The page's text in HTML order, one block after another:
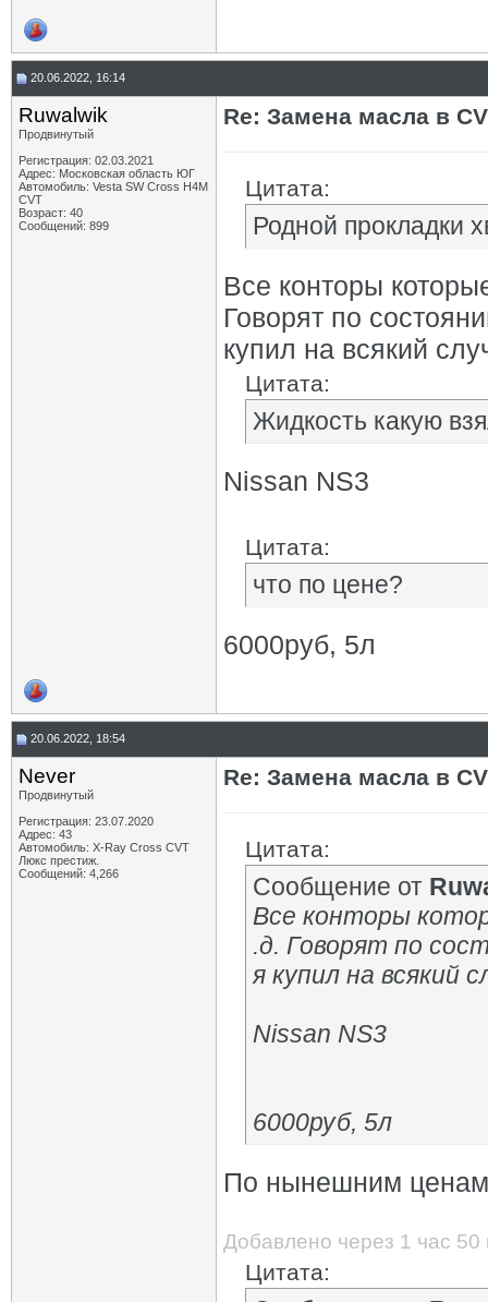
20.06.2022, 16:14
Ruwalwik
Продвинутый
Регистрация: 02.03.2021
Адрес: Московская область ЮГ
Автомобиль: Vesta SW Cross H4M
CVT
Возраст: 40
Сообщений: 899
Re: Замена масла в
Цитата:
Родной прокладки
Все конторы
Говорят по
купил на всякий
Цитата:
Жидкость какую
Nissan NS3
Цитата:
что по цене?
6000руб, 5л
20.06.2022, 18:54
Never
Продвинутый
Регистрация: 23.07.2020
Адрес: 43
Автомобиль: X-Ray Cross CVT
Люкс престиж.
Сообщений: 4,266
Re: Замена масла в
Цитата:
Сообщение от
Все конторы
.д. Говорят по
я купил на всякий
Nissan NS3
6000руб, 5л
По нынешним ценам
Добавлено через 1 час 50
Цитата: